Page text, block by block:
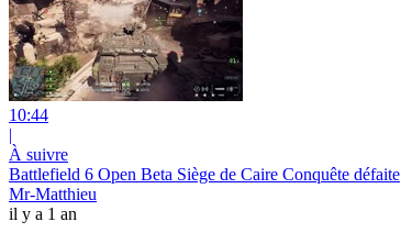
10:44
|
À suivre
Battlefield 6 Open Beta Siège de Caire Conquête défaite
Mr-Matthieu
il y a 1 an